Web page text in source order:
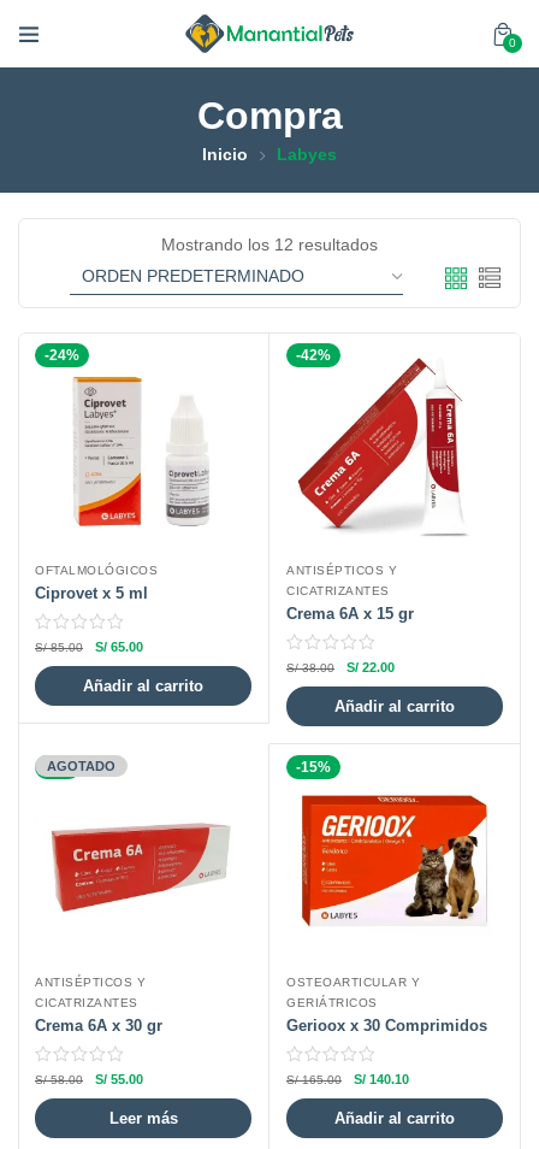
0
Compra
Inicio Labyes
Mostrando los 12 resultados
-24%
OFTALMOLÓGICOS
Ciprovet x 5 ml
S/85.00 S/ 65.00
Añadir al carrito
-42%
ANTISÉPTICOS Y
CICATRIZANTES
Crema 6A x 15 gr
S/38.00 S/ 22.00
Añadir al carrito
-5%
AGOTADO
ANTISÉPTICOS Y
CICATRIZANTES
Crema 6A x 30 gr
S/58.00 S/ 55.00
Leer más
-15%
OSTEOARTICULAR Y
GERIÁTRICOS
Gerioox x 30 Comprimidos
S/165.00 S/ 140.10
Añadir al carrito